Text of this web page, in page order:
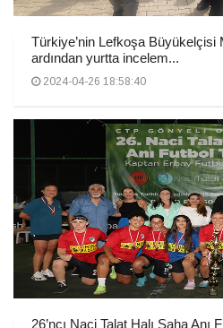
Türkiye’nin Lefkoşa Büyükelçisi
ardından yurtta incelem...
2024-04-26 18:58:40
26’ncı Naci Talat Halı Saha Anı